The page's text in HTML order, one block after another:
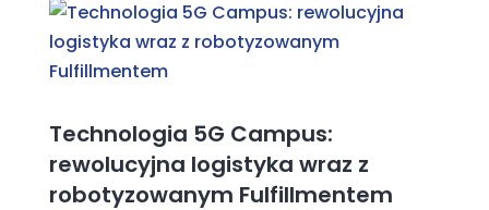
Technologia 5G Campus:
rewolucyjna logistyka wraz z
robotyzowanym Fulfillmentem